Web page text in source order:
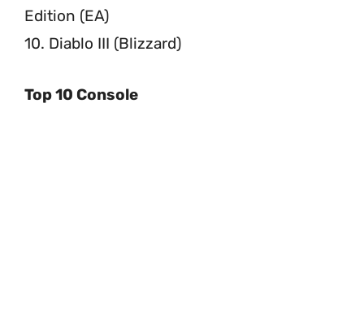
Edition (EA)
10. Diablo III (Blizzard)
Top 10 Console